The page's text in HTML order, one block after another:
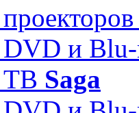
DVD и
ТВ Saga